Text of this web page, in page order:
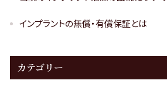
インプラントの無償・有償保証とは
カテゴリー